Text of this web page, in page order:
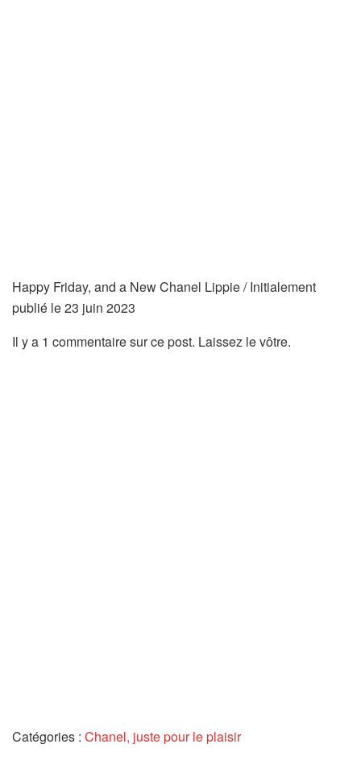
Happy Friday, and a New Chanel Lippie / Initialement
publié le 23 juin 2023
Il y a 1 commentaire sur ce post. Laissez le vôtre.
Catégories : Chanel, juste pour le plaisir